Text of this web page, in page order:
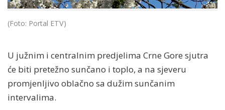
(Foto: Portal ETV)
U južnim i centralnim predjelima Crne Gore sjutra
će biti pretežno sunčano i toplo, a na sjeveru
promjenljivo oblačno sa dužim sunčanim
intervalima.